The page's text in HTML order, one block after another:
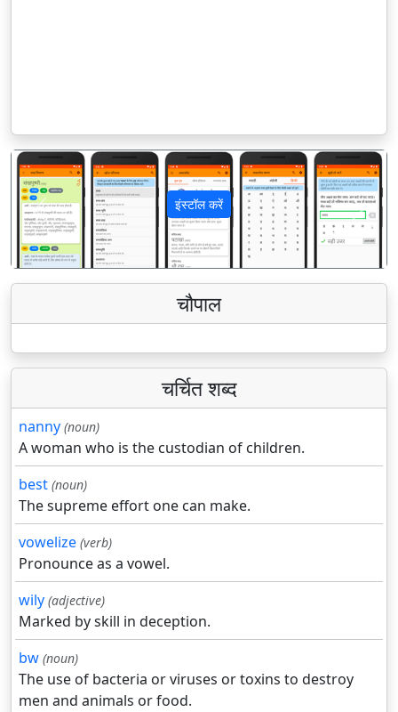
इंस्टॉल करें
पिछला अगला
चौपाल
चर्चित शब्द
nanny (noun)
A woman who is the custodian of children.
best (noun)
The supreme effort one can make.
vowelize (verb)
Pronounce as a vowel.
wily (adjective)
Marked by skill in deception.
bw (noun)
The use of bacteria or viruses or toxins to destroy
men and animals or food.